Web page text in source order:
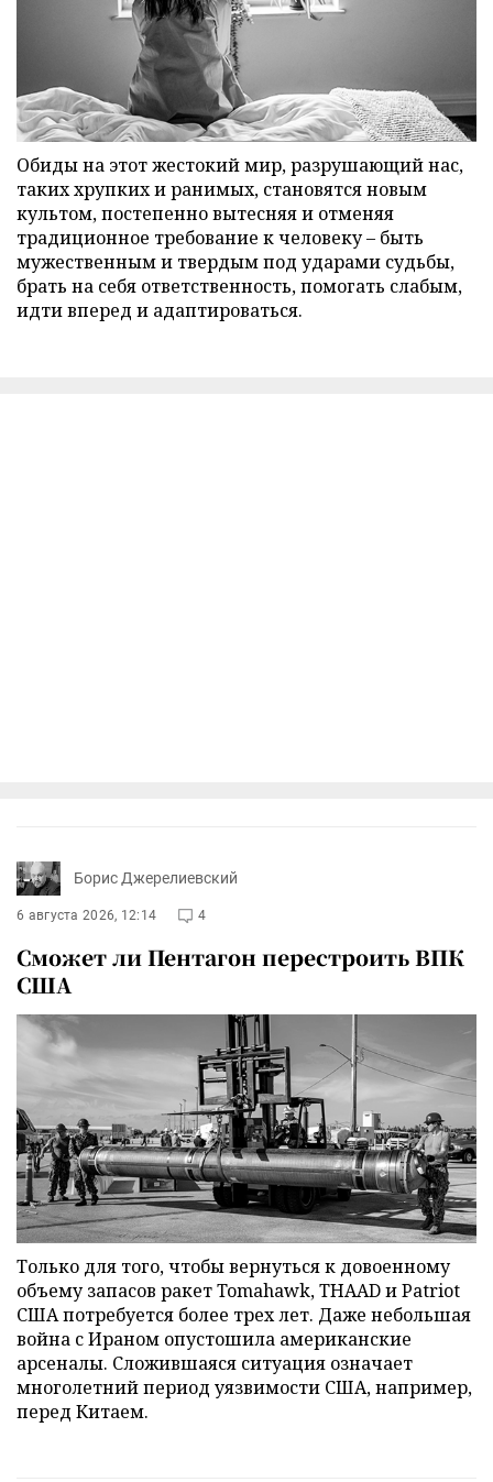
Обиды на этот жестокий мир, разрушающий нас,
таких хрупких и ранимых, становятся новым
культом, постепенно вытесняя и отменяя
традиционное требование к человеку – быть
мужественным и твердым под ударами судьбы,
брать на себя ответственность, помогать слабым,
идти вперед и адаптироваться.
Борис Джерелиевский
6 августа 2026, 12:14 4
Сможет ли Пентагон перестроить ВПК
США
Только для того, чтобы вернуться к довоенному
объему запасов ракет Tomahawk, THAAD и Patriot
США потребуется более трех лет. Даже небольшая
война с Ираном опустошила американские
арсеналы. Сложившаяся ситуация означает
многолетний период уязвимости США, например,
перед Китаем.